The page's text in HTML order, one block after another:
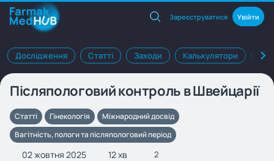
Зареєструватися Увійти
Дослідження Статті Заходи Калькулятори
Післяпологовий контроль в Швейцарії
Статті Гінекологія
Міжнародний досвід
Вагітність, пологи та післяпологовий період
02 жовтня 2025 12 хв 2